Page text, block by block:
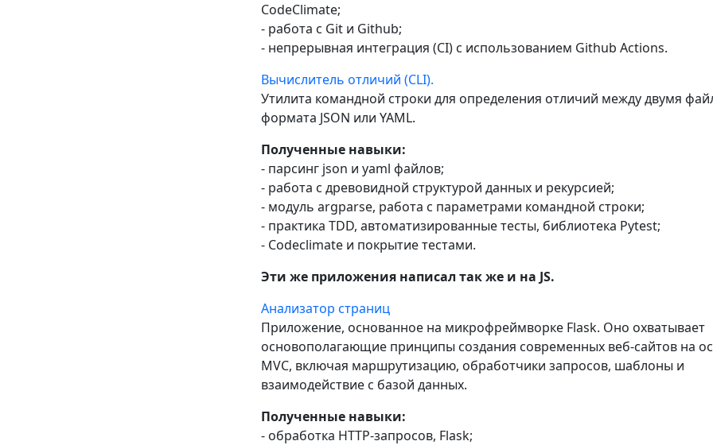
CodeClimate;
- работа с Git и Github;
- непрерывная интеграция (CI) с использованием Github Actions.
Вычислитель отличий (CLI).
Утилита командной строки для определения отличий между двумя
формата JSON или YAML.
Полученные навыки:
- парсинг json и yaml файлов;
- работа с древовидной структурой данных и рекурсией;
- модуль argparse, работа с параметрами командной строки;
- практика TDD, автоматизированные тесты, библиотека Pytest;
- Codeclimate и покрытие тестами.
Эти же приложения написал так же и на JS.
Анализатор страниц
Приложение, основанное на микрофреймворке Flask. Оно охватывает
основополагающие принципы создания современных веб-сайтов на
MVC, включая маршрутизацию, обработчики запросов, шаблоны и
взаимодействие с базой данных.
Полученные навыки:
- обработка HTTP-запросов, Flask;